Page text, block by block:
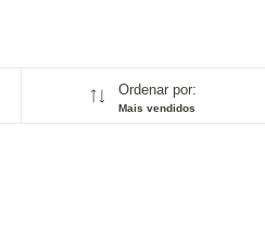
Ordenar por:
Mais vendidos